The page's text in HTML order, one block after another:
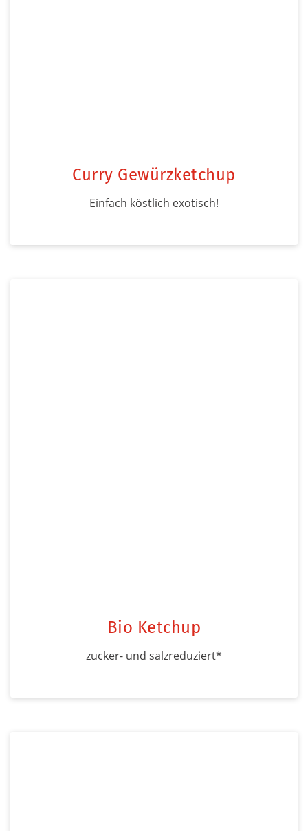
Curry Gewürzketchup
Einfach köstlich exotisch!
Bio Ketchup
zucker- und salzreduziert*